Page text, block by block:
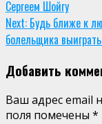
Reading
Сергеем Шойгу
Next: Будь ближе к
болельщика
Добавить
Ваш адрес email
поля помечены *